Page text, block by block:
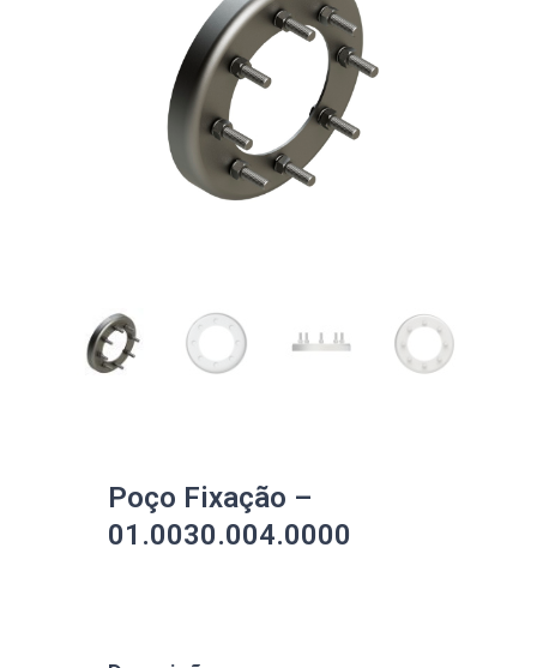
Poço Fixação –
01.0030.004.0000